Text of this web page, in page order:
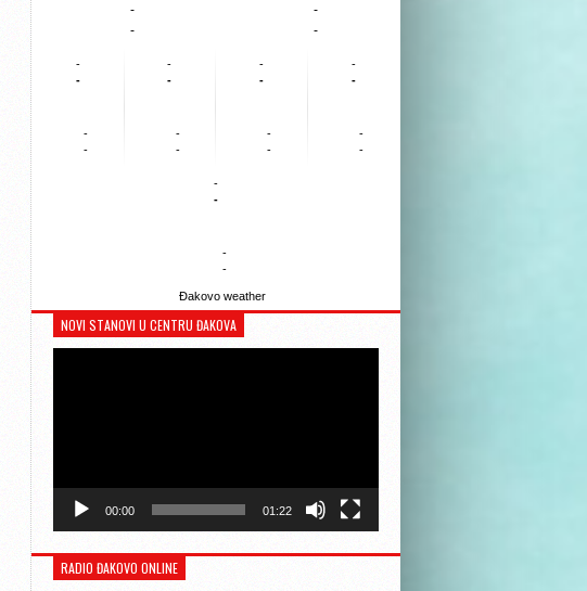
-
-
-
-
-
-
-
-
-
-
-
-
-
-
-
-
-
-
-
-
-
-
-
-
Đakovo weather
NOVI STANOVI U CENTRU ĐAKOVA
00:00 01:22
RADIO ĐAKOVO ONLINE